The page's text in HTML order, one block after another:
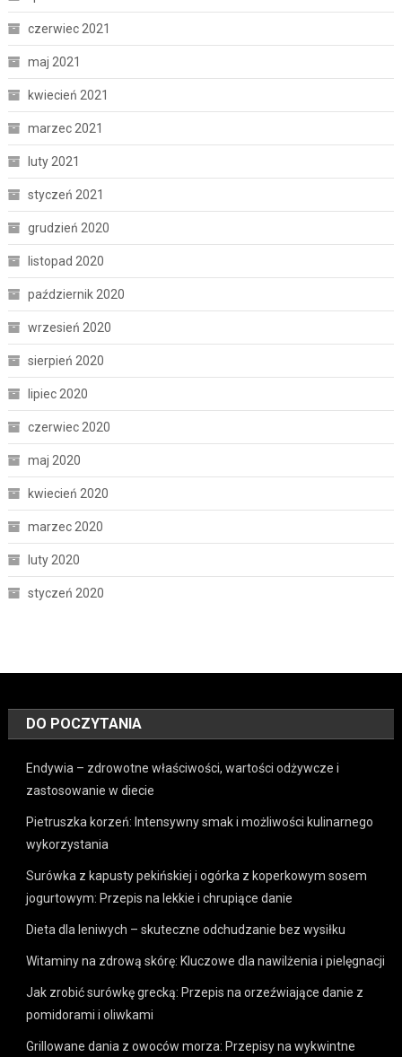
czerwiec 2021
maj 2021
kwiecień 2021
marzec 2021
luty 2021
styczeń 2021
grudzień 2020
listopad 2020
październik 2020
wrzesień 2020
sierpień 2020
lipiec 2020
czerwiec 2020
maj 2020
kwiecień 2020
marzec 2020
luty 2020
styczeń 2020
DO POCZYTANIA
Endywia – zdrowotne właściwości, wartości odżywcze i
zastosowanie w diecie
Pietruszka korzeń: Intensywny smak i możliwości kulinarnego
wykorzystania
Surówka z kapusty pekińskiej i ogórka z koperkowym sosem
jogurtowym: Przepis na lekkie i chrupiące danie
Dieta dla leniwych – skuteczne odchudzanie bez wysiłku
Witaminy na zdrową skórę: Kluczowe dla nawilżenia i pielęgnacji
Jak zrobić surówkę grecką: Przepis na orzeźwiające danie z
pomidorami i oliwkami
Grillowane dania z owoców morza: Przepisy na wykwintne